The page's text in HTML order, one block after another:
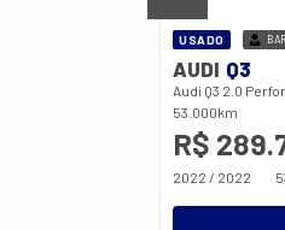
USADO
AUDI Q3
Audi Q3 2.0
53.000km
R$
2022 / 2022